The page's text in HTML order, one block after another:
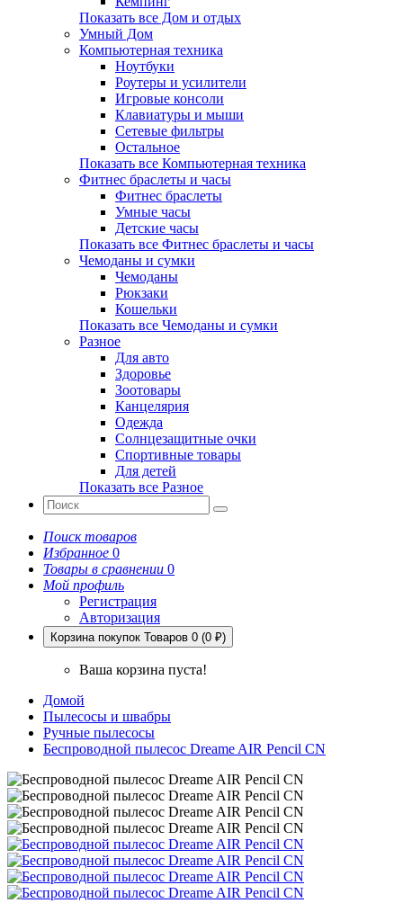
Показать все Дом и отдых
Умный Дом
Компьютерная техника
Ноутбуки
Роутеры и усилители
Игровые консоли
Клавиатуры и мыши
Сетевые фильтры
Остальное
Показать все Компьютерная техника
Фитнес браслеты и часы
Фитнес браслеты
Умные часы
Детские часы
Показать все Фитнес браслеты и часы
Чемоданы и сумки
Чемоданы
Рюкзаки
Кошельки
Показать все Чемоданы и сумки
Разное
Для авто
Здоровье
Зоотовары
Канцелярия
Одежда
Солнцезащитные очки
Спортивные товары
Для детей
Показать все Разное
Поиск товаров
Избранное 0
Товары в сравнении 0
Мой профиль
Регистрация
Авторизация
Корзина покупок Товаров 0 (0 ₽)
Ваша корзина пуста!
Домой
Пылесосы и швабры
Ручные пылесосы
Беспроводной пылесос Dreame AIR Pencil CN